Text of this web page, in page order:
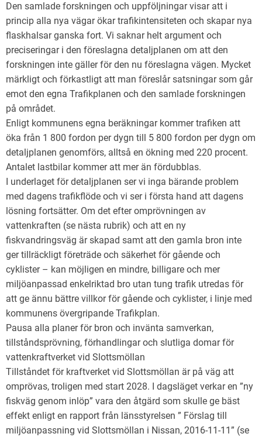
Den samlade forskningen och uppföljningar visar att i
princip alla nya vägar ökar trafikintensiteten och skapar nya
flaskhalsar ganska fort. Vi saknar helt argument och
preciseringar i den föreslagna detaljplanen om att den
forskningen inte gäller för den nu föreslagna vägen. Mycket
märkligt och förkastligt att man föreslår satsningar som går
emot den egna Trafikplanen och den samlade forskningen
på området.
Enligt kommunens egna beräkningar kommer trafiken att
öka från 1 800 fordon per dygn till 5 800 fordon per dygn om
detaljplanen genomförs, alltså en ökning med 220 procent.
Antalet lastbilar kommer att mer än fördubblas.
I underlaget för detaljplanen ser vi inga bärande problem
med dagens trafikflöde och vi ser i första hand att dagens
lösning fortsätter. Om det efter omprövningen av
vattenkraften (se nästa rubrik) och att en ny
fiskvandringsväg är skapad samt att den gamla bron inte
ger tillräckligt företräde och säkerhet för gående och
cyklister – kan möjligen en mindre, billigare och mer
miljöanpassad enkelriktad bro utan tung trafik utredas för
att ge ännu bättre villkor för gående och cyklister, i linje med
kommunens övergripande Trafikplan.
Pausa alla planer för bron och invänta samverkan,
tillståndsprövning, förhandlingar och slutliga domar för
vattenkraftverket vid Slottsmöllan
Tillståndet för kraftverket vid Slottsmöllan är på väg att
omprövas, troligen med start 2028. I dagsläget verkar en ”ny
fiskväg genom inlöp” vara den åtgärd som skulle ge bäst
effekt enligt en rapport från länsstyrelsen ” Förslag till
miljöanpassning vid Slottsmöllan i Nissan, 2016-11-11” (se